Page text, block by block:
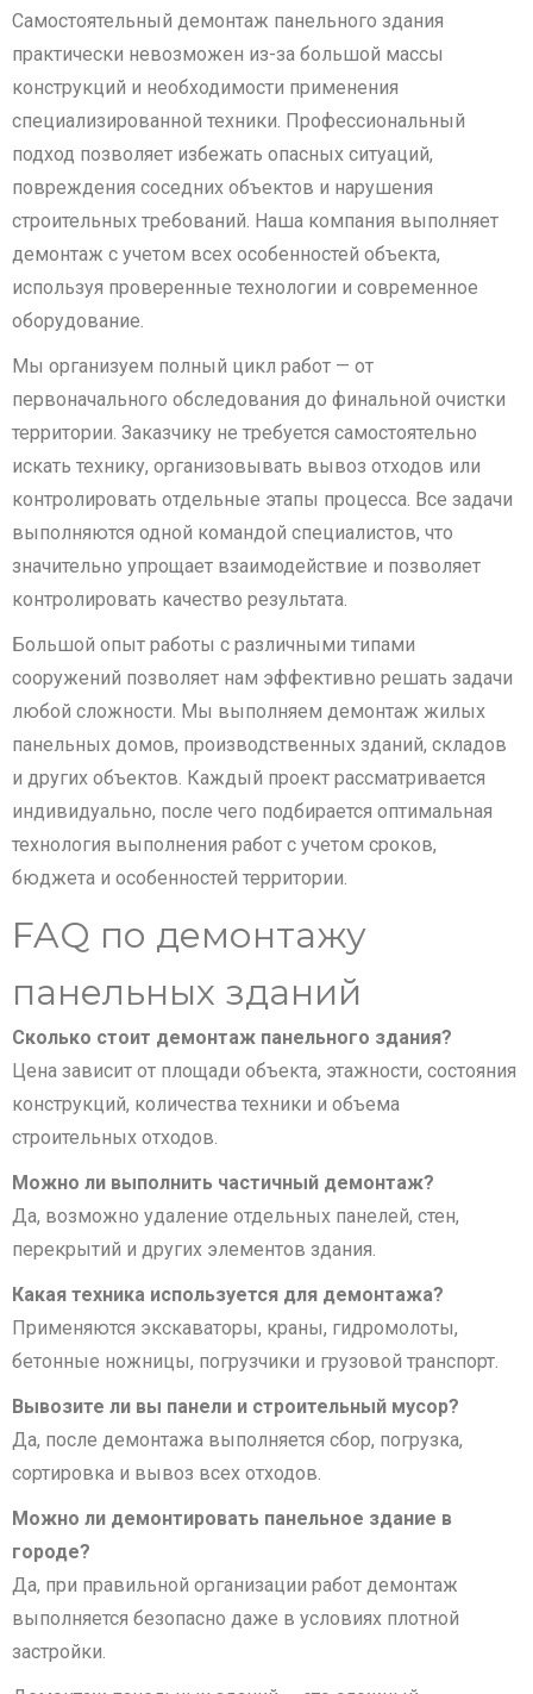
Самостоятельный демонтаж панельного здания
практически невозможен из-за большой массы
конструкций и необходимости применения
специализированной техники. Профессиональный
подход позволяет избежать опасных ситуаций,
повреждения соседних объектов и нарушения
строительных требований. Наша компания выполняет
демонтаж с учетом всех особенностей объекта,
используя проверенные технологии и современное
оборудование.
Мы организуем полный цикл работ — от
первоначального обследования до финальной очистки
территории. Заказчику не требуется самостоятельно
искать технику, организовывать вывоз отходов или
контролировать отдельные этапы процесса. Все задачи
выполняются одной командой специалистов, что
значительно упрощает взаимодействие и позволяет
контролировать качество результата.
Большой опыт работы с различными типами
сооружений позволяет нам эффективно решать задачи
любой сложности. Мы выполняем демонтаж жилых
панельных домов, производственных зданий, складов
и других объектов. Каждый проект рассматривается
индивидуально, после чего подбирается оптимальная
технология выполнения работ с учетом сроков,
бюджета и особенностей территории.
FAQ по демонтажу
панельных зданий
Сколько стоит демонтаж панельного здания?
Цена зависит от площади объекта, этажности, состояния
конструкций, количества техники и объема
строительных отходов.
Можно ли выполнить частичный демонтаж?
Да, возможно удаление отдельных панелей, стен,
перекрытий и других элементов здания.
Какая техника используется для демонтажа?
Применяются экскаваторы, краны, гидромолоты,
бетонные ножницы, погрузчики и грузовой транспорт.
Вывозите ли вы панели и строительный мусор?
Да, после демонтажа выполняется сбор, погрузка,
сортировка и вывоз всех отходов.
Можно ли демонтировать панельное здание в
городе?
Да, при правильной организации работ демонтаж
выполняется безопасно даже в условиях плотной
застройки.